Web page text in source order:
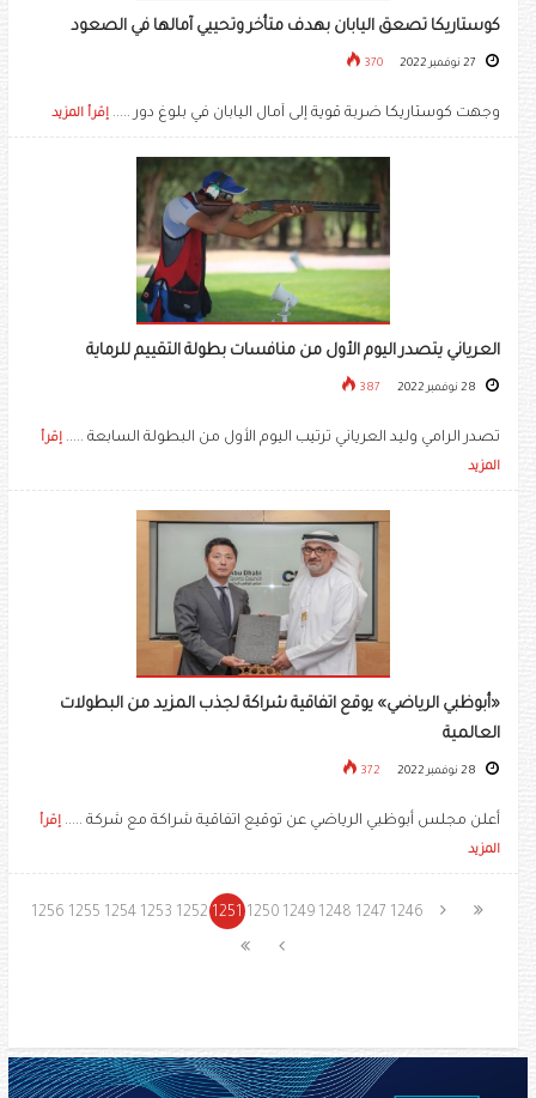
كوستاريكا تصعق اليابان بهدف متأخر وتحييي آمالها في الصعود
370
وجهت كوستاريكا ضربة قوية إلى آمال اليابان في بلوغ دور ..... إقرأ المزيد
العرياني يتصدر اليوم الأول من منافسات بطولة التقييم للرماية
387
تصدر الرامي وليد العرياني ترتيب اليوم الأول من البطولة السابعة ..... إقرأ
المزيد
«أبوظبي الرياضي» يوقع اتفاقية شراكة لجذب المزيد من البطولات
العالمية
372
أعلن مجلس أبوظبي الرياضي عن توقيع اتفاقية شراكة مع شركة ..... إقرأ
المزيد
1246
1247
1248
1249
1250
1251
1252
1253
1254
1255
1256